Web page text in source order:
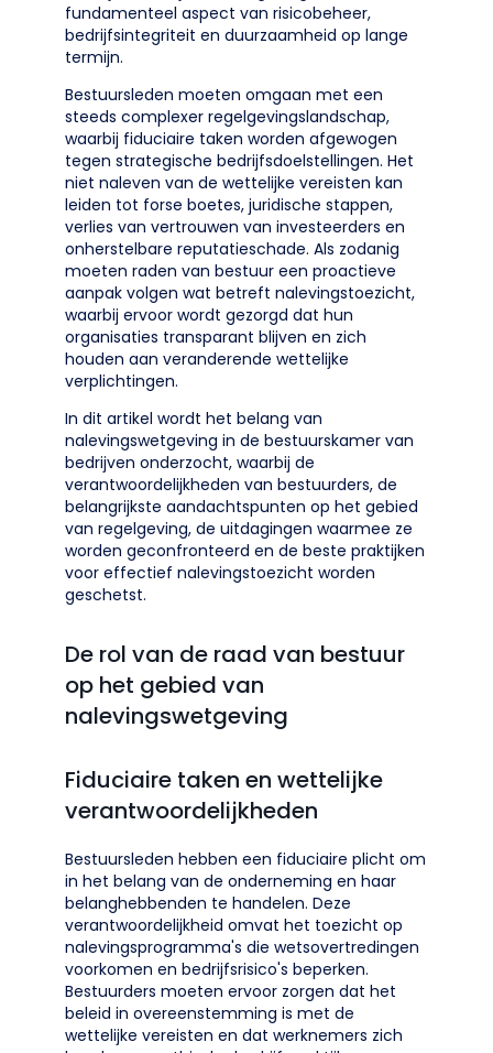
fundamenteel aspect van risicobeheer,
bedrijfsintegriteit en duurzaamheid op lange
termijn.
Bestuursleden moeten omgaan met een
steeds complexer regelgevingslandschap,
waarbij fiduciaire taken worden afgewogen
tegen strategische bedrijfsdoelstellingen. Het
niet naleven van de wettelijke vereisten kan
leiden tot forse boetes, juridische stappen,
verlies van vertrouwen van investeerders en
onherstelbare reputatieschade. Als zodanig
moeten raden van bestuur een proactieve
aanpak volgen wat betreft nalevingstoezicht,
waarbij ervoor wordt gezorgd dat hun
organisaties transparant blijven en zich
houden aan veranderende wettelijke
verplichtingen.
In dit artikel wordt het belang van
nalevingswetgeving in de bestuurskamer van
bedrijven onderzocht, waarbij de
verantwoordelijkheden van bestuurders, de
belangrijkste aandachtspunten op het gebied
van regelgeving, de uitdagingen waarmee ze
worden geconfronteerd en de beste praktijken
voor effectief nalevingstoezicht worden
geschetst.
De rol van de raad van bestuur
op het gebied van
nalevingswetgeving
Fiduciaire taken en wettelijke
verantwoordelijkheden
Bestuursleden hebben een fiduciaire plicht om
in het belang van de onderneming en haar
belanghebbenden te handelen. Deze
verantwoordelijkheid omvat het toezicht op
nalevingsprogramma's die wetsovertredingen
voorkomen en bedrijfsrisico's beperken.
Bestuurders moeten ervoor zorgen dat het
beleid in overeenstemming is met de
wettelijke vereisten en dat werknemers zich